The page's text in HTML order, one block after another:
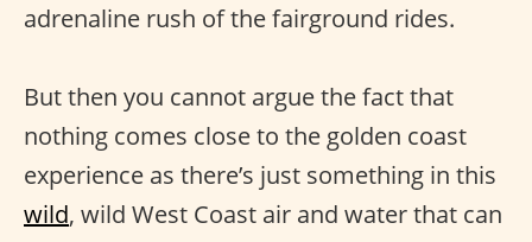
adrenaline rush of the fairground rides.
But then you cannot argue the fact that
nothing comes close to the golden coast
experience as there’s just something in this
wild, wild West Coast air and water that can